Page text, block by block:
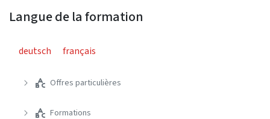
Langue de la formation
deutsch français
Offres particulières
Formations